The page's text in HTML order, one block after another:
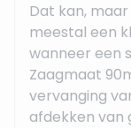
Dat kan,
meestal een
wanneer een
Zaagmaat
vervanging
afdekken van